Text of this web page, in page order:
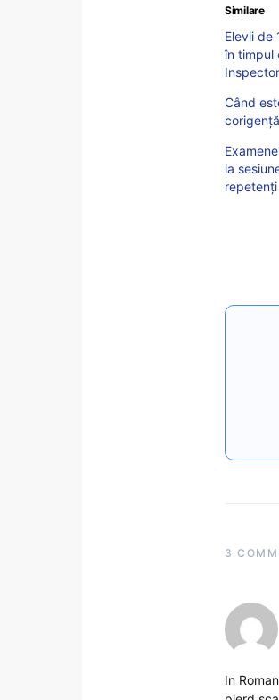
Similare
Elevii de
în timpul
Când
la
3
In